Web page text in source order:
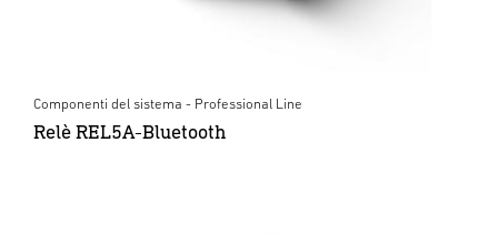
Componenti del sistema - Professional Line
Relè REL5A-Bluetooth